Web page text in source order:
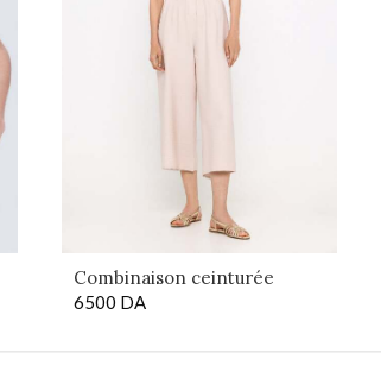
Combinaison ceinturée
6500 DA